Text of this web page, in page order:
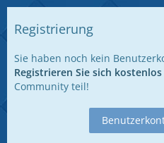
Registrierung
Sie haben noch kein
Registrieren Sie sich kostenlos
Community teil!